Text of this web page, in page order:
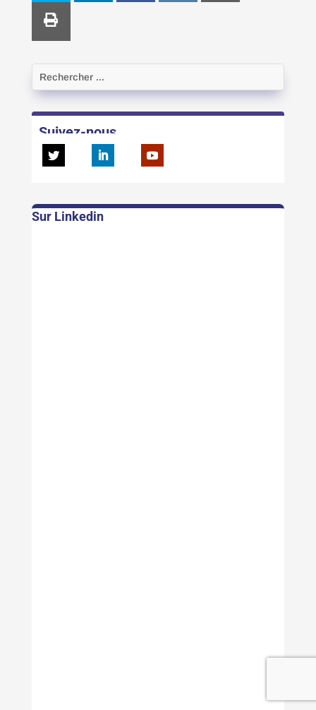
Suivez-nous
Sur Linkedin